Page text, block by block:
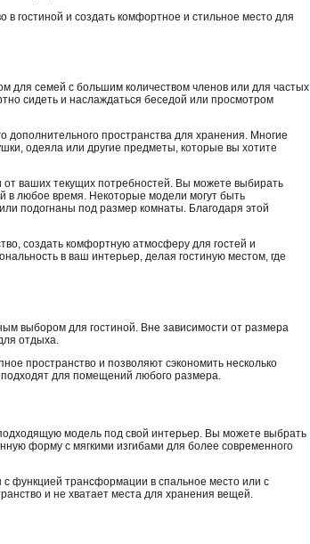
в гостиной и создать комфортное и стильное место для
для семей с большим количеством членов или для частых
сидеть и наслаждаться беседой или просмотром
дополнительного пространства для хранения. Многие
одеяла или другие предметы, которые вы хотите
от ваших текущих потребностей. Вы можете выбирать
в любое время. Некоторые модели могут быть
подогнаны под размер комнаты. Благодаря этой
создать комфортную атмосферу для гостей и
в ваш интерьер, делая гостиную местом, где
выбором для гостиной. Вне зависимости от размера
отдыха.
пространство и позволяют сэкономить несколько
для помещений любого размера.
модель под свой интерьер. Вы можете выбрать
форму с мягкими изгибами для более современного
функцией трансформации в спальное место или с
и не хватает места для хранения вещей.